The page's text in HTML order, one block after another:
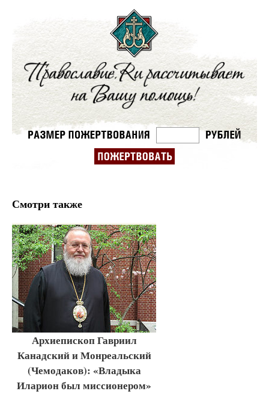
Смотри также
Архиепископ Гавриил
Канадский и Монреальский
(Чемодаков): «Владыка
Иларион был миссионером»